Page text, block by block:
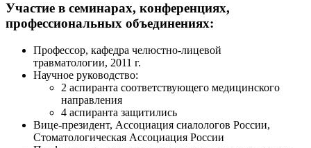
Участие в семинарах, конференциях,
профессиональных объединениях:
Профессор, кафедра челюстно-лицевой
травматологии, 2011 г.
Научное руководство:
2 аспиранта соответствующего медицинского
направления
4 аспиранта защитились
Вице-президент, Ассоциация сиалологов России,
Стоматологическая Ассоциация России